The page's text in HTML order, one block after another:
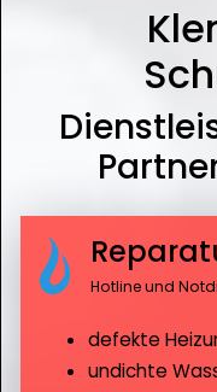
Hotline und
defekte
undichte